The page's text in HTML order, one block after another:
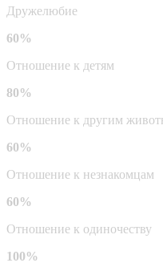
Дружелюбие
60%
Отношение к детям
80%
Отношение к другим
60%
Отношение к незнакомцам
60%
Отношение к одиночеству
100%